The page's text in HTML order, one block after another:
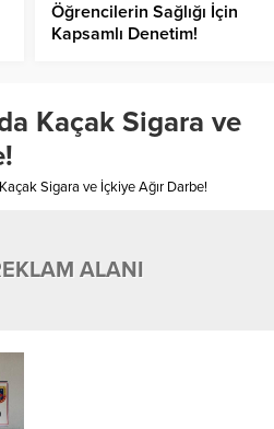
Öğrencilerin Sağlığı İçin
Kapsamlı Denetim!
Kaçak Sigara ve
Sigara ve İçkiye Ağır Darbe!
ALANI